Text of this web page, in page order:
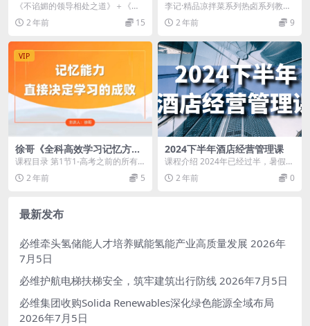
废话的职场沟通课》+与领导
相处《不谄媚的领导相处之
道》
《不谄媚的领导相处之道》＋《没
废话的职场沟通课》 课程介绍 这门
课程结合沟通表达...
2 年前 15
教程
李记·精品凉拌菜系列热卤系列教
程，想小本创业，想学习凉拌菜的
进 课程介绍 课程来...
2 年前 9
VIP
徐哥《全科高效学习记忆方
法》
课程目录 第1节1-高考之前的所有
考试，拼的都是记忆力.mp4 第2节
2-为什么...
2 年前 5
2024下半年酒店经营管理课
课程介绍 2024年已经过半，暑假不
如预期，这意味着什么?意味着酒店
经营已经到了...
2 年前 0
最新发布
必维牵头氢储能人才培养赋能氢能产业高质量发展 2026年
7月5日
必维护航电梯扶梯安全，筑牢建筑出行防线 2026年7月5日
必维集团收购Solida Renewables深化绿色能源全域布局
2026年7月5日